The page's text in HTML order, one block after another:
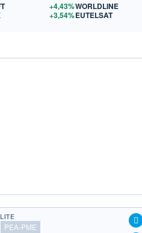
+4,43%
+3,54%
WORLDLINE
EUTELSAT
PEA-PME